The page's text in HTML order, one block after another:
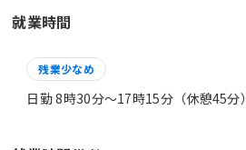
就業時間
残業少なめ
日勤 8時30分〜17時15分（休憩45分）